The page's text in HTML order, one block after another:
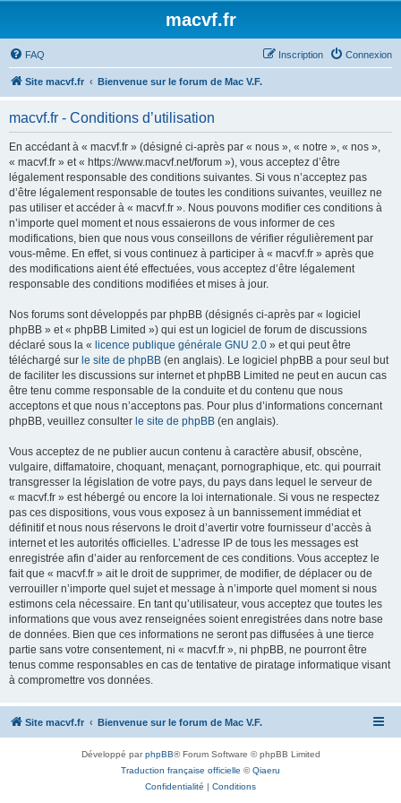
macvf.fr
FAQ Connexion
Inscription
Site macvf.fr Bienvenue sur le forum de Mac V.F.
macvf.fr - Conditions d’utilisation
En accédant à « macvf.fr » (désigné ci-après par « nous », « notre », « nos »,
« macvf.fr » et « https://www.macvf.net/forum »), vous acceptez d’être
légalement responsable des conditions suivantes. Si vous n’acceptez pas
d’être légalement responsable de toutes les conditions suivantes, veuillez ne
pas utiliser et accéder à « macvf.fr ». Nous pouvons modifier ces conditions à
n’importe quel moment et nous essaierons de vous informer de ces
modifications, bien que nous vous conseillons de vérifier régulièrement par
vous-même. En effet, si vous continuez à participer à « macvf.fr » après que
des modifications aient été effectuées, vous acceptez d’être légalement
responsable des conditions modifiées et mises à jour.
Nos forums sont développés par phpBB (désignés ci-après par « logiciel
phpBB » et « phpBB Limited ») qui est un logiciel de forum de discussions
déclaré sous la « licence publique générale GNU 2.0 » et qui peut être
téléchargé sur le site de phpBB (en anglais). Le logiciel phpBB a pour seul but
de faciliter les discussions sur internet et phpBB Limited ne peut en aucun cas
être tenu comme responsable de la conduite et du contenu que nous
acceptons et que nous n’acceptons pas. Pour plus d’informations concernant
phpBB, veuillez consulter le site de phpBB (en anglais).
Vous acceptez de ne publier aucun contenu à caractère abusif, obscène,
vulgaire, diffamatoire, choquant, menaçant, pornographique, etc. qui pourrait
transgresser la législation de votre pays, du pays dans lequel le serveur de
« macvf.fr » est hébergé ou encore la loi internationale. Si vous ne respectez
pas ces dispositions, vous vous exposez à un bannissement immédiat et
définitif et nous nous réservons le droit d’avertir votre fournisseur d’accès à
internet et les autorités officielles. L’adresse IP de tous les messages est
enregistrée afin d’aider au renforcement de ces conditions. Vous acceptez le
fait que « macvf.fr » ait le droit de supprimer, de modifier, de déplacer ou de
verrouiller n’importe quel sujet et message à n’importe quel moment si nous
estimons cela nécessaire. En tant qu’utilisateur, vous acceptez que toutes les
informations que vous avez renseignées soient enregistrées dans notre base
de données. Bien que ces informations ne seront pas diffusées à une tierce
partie sans votre consentement, ni « macvf.fr », ni phpBB, ne pourront être
tenus comme responsables en cas de tentative de piratage informatique visant
à compromettre vos données.
Site macvf.fr Bienvenue sur le forum de Mac V.F.
Développé parphpBB® Forum Software © phpBB Limited
Traduction française officielle ©Qiaeru
Confidentialité | Conditions